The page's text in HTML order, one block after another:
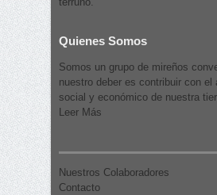
Quienes Somos
Somos un grupo de mireños
nuestro deber es contribuir con el
social y económico de nuestra
Leer Más
Nuestros Colaboradores
Contacto